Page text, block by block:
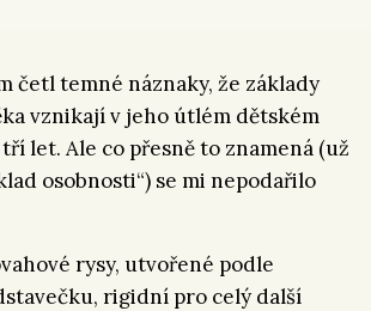
četl temné náznaky, že základy
vznikají v jeho útlém dětském
let. Ale co přesně to znamená (už
osobnosti“) se mi nepodařilo
rysy, utvořené podle
rigidní pro celý další